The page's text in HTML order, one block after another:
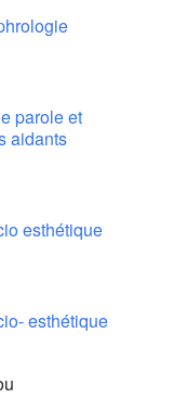
parole et
aidants
esthétique
esthétique